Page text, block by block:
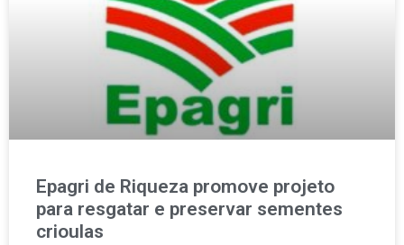
Epagri de Riqueza promove projeto
para resgatar e preservar sementes
crioulas